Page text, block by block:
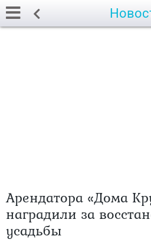
Арендатора «Дома
наградили за
усадьбы